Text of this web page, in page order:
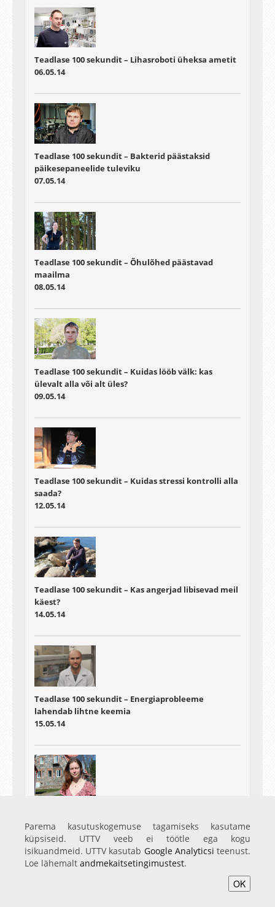
Teadlase 100 sekundit – Lihasroboti üheksa ametit
06.05.14
Teadlase 100 sekundit – Bakterid päästaksid
päikesepaneelide tuleviku
07.05.14
Teadlase 100 sekundit – Õhulõhed päästavad
maailma
08.05.14
Teadlase 100 sekundit – Kuidas lööb välk: kas
ülevalt alla või alt üles?
09.05.14
Teadlase 100 sekundit – Kuidas stressi kontrolli alla
saada?
12.05.14
Teadlase 100 sekundit – Kas angerjad libisevad meil
käest?
14.05.14
Teadlase 100 sekundit – Energiaprobleeme
lahendab lihtne keemia
15.05.14
16.05.14
Parema kasutuskogemuse tagamiseks kasutame
küpsiseid. UTTV veeb ei töötle ega kogu
isikuandmeid. UTTV kasutab Google Analyticsi teenust.
Loe lähemalt andmekaitsetingimustest.
OK